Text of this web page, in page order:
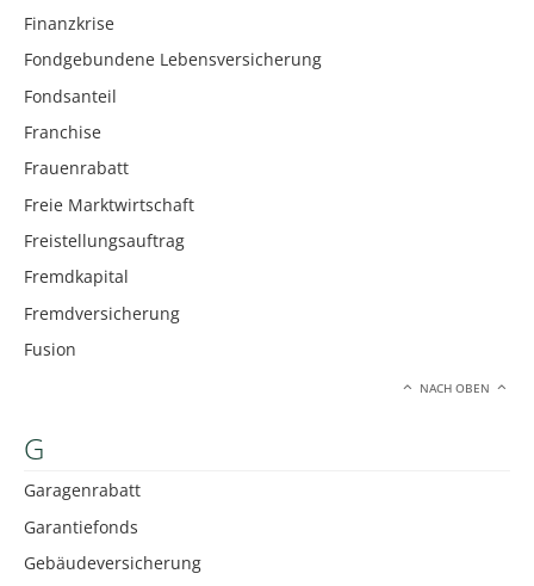
Finanzkrise
Fondgebundene Lebensversicherung
Fondsanteil
Franchise
Frauenrabatt
Freie Marktwirtschaft
Freistellungsauftrag
Fremdkapital
Fremdversicherung
Fusion
NACH OBEN
G
Garagenrabatt
Garantiefonds
Gebäudeversicherung